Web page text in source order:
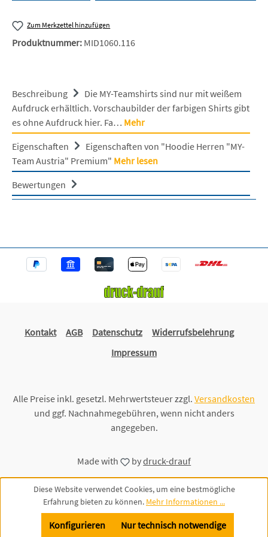
Zum Merkzettel hinzufügen
Produktnummer: MID1060.116
Beschreibung
Die MY-Teamshirts sind nur mit weißem
Aufdruck erhältlich. Vorschaubilder der farbigen Shirts gibt
es ohne Aufdruck hier. Fa… Mehr
Eigenschaften
Eigenschaften von "Hoodie Herren "MY-
Team Austria" Premium" Mehr lesen
Bewertungen
Kontakt AGB Datenschutz
Widerrufsbelehrung
Impressum
Alle Preise inkl. gesetzl. Mehrwertsteuer zzgl. Versandkosten
und ggf. Nachnahmegebühren, wenn nicht anders
angegeben.
Made with bydruck-drauf
Diese Website verwendet Cookies, um eine bestmögliche
Erfahrung bieten zu können. Mehr Informationen ...
Nur technisch notwendige
Konfigurieren